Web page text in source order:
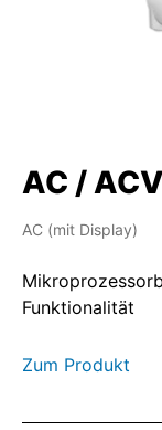
AC / ACV
AC (mit Display)
Funktionalität
Zum Produkt